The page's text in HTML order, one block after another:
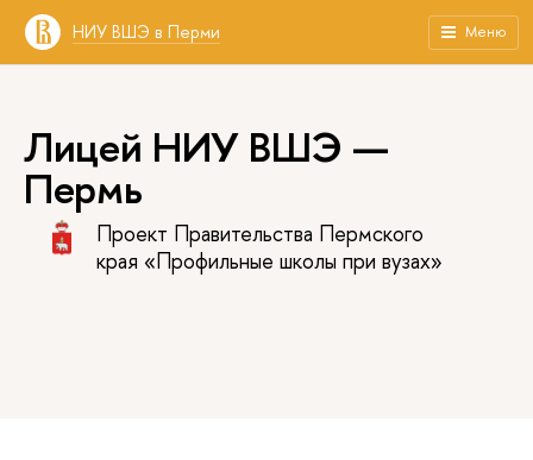
НИУ ВШЭ в Перми Меню
Лицей НИУ ВШЭ —
Пермь
Проект Правительства Пермского
края «Профильные школы при вузах»